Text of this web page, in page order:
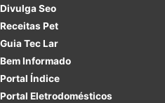
Divulga Seo
Receitas Pet
Guia Tec Lar
Bem Informado
Portal Índice
Portal Eletrodomésticos